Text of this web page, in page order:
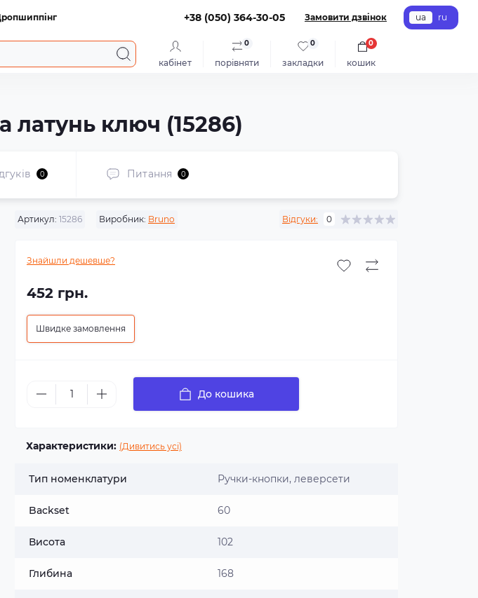
+38 (050) 364-30-05 Замовити дзвінок ua ru
кабінет порівняти
0
закладки
0
кошик
0
латунь ключ (15286)
0 Питання 0
Артикул: 15286 Виробник: Bruno Відгуки: 0
Знайшли дешевше?
452 грн.
Швидке замовлення
До кошика
Характеристики: (Дивитись усі)
Тип номенклатури Ручки-кнопки, леверсети
Backset 60
Висота 102
Глибина 168